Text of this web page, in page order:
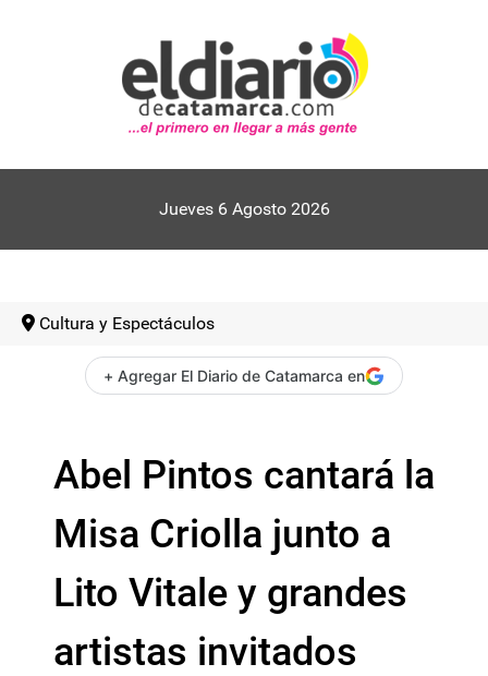
Jueves 6 Agosto 2026
Cultura y Espectáculos
+ Agregar El Diario de Catamarca en
Abel Pintos cantará la
Misa Criolla junto a
Lito Vitale y grandes
artistas invitados